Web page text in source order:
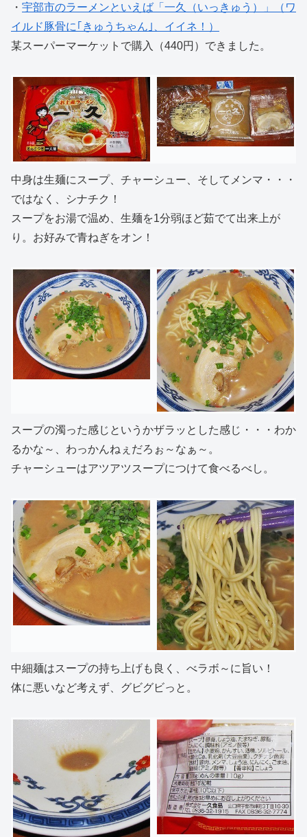
・ 宇部市のラーメンといえば「一久（いっきゅう）」（ワ
イルド豚骨に｢きゅうちゃん｣、イイネ！）
某スーパーマーケットで購入（440円）できました。
中身は生麺にスープ、チャーシュー、そしてメンマ・・・
ではなく、シナチク！
スープをお湯で温め、生麺を1分弱ほど茹でて出来上が
り。お好みで青ねぎをオン！
スープの濁った感じというかザラッとした感じ・・・わか
るかな～、わっかんねぇだろぉ～なぁ～。
チャーシューはアツアツスープにつけて食べるべし。
中細麺はスープの持ち上げも良く、べラボ～に旨い！
体に悪いなど考えず、グビグビっと。